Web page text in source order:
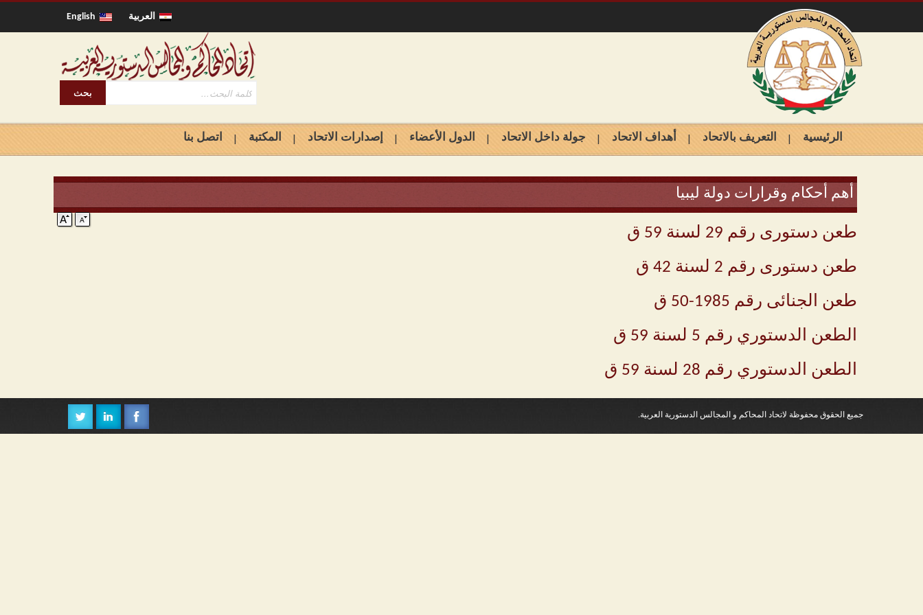
العربية
الرئيسية التعريف بالاتحاد أهداف الاتحاد جولة داخل الاتحاد الدول الأعضاء إصدارات الاتحاد المكتبة اتصل بنا
أهم أحكام وقرارات دولة ليبيا
طعن دستورى رقم 29 لسنة 59 ق
طعن دستورى رقم 2 لسنة 42 ق
طعن الجنائى رقم 1985-50 ق
الطعن الدستوري رقم 5 لسنة 59 ق
الطعن الدستوري رقم 28 لسنة 59 ق
جميع الحقوق محفوظة لاتحاد المحاكم و المجالس الدستورية العربية.